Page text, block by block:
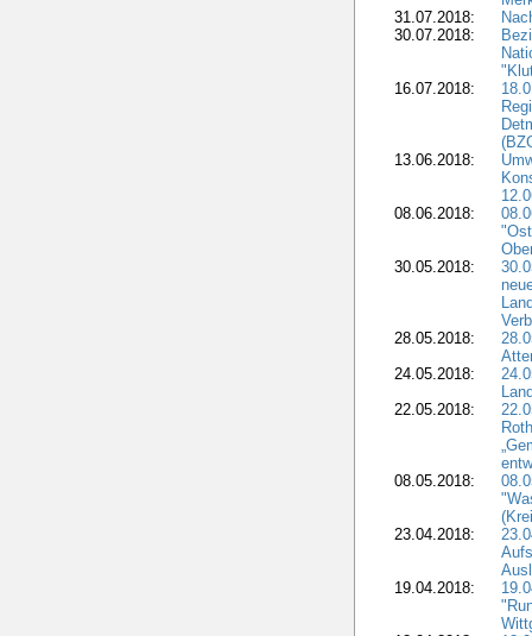
31.07.2018:
30.07.2018:
16.07.2018:
13.06.2018:
08.06.2018:
30.05.2018:
28.05.2018:
24.05.2018:
22.05.2018:
08.05.2018:
23.04.2018:
19.04.2018: